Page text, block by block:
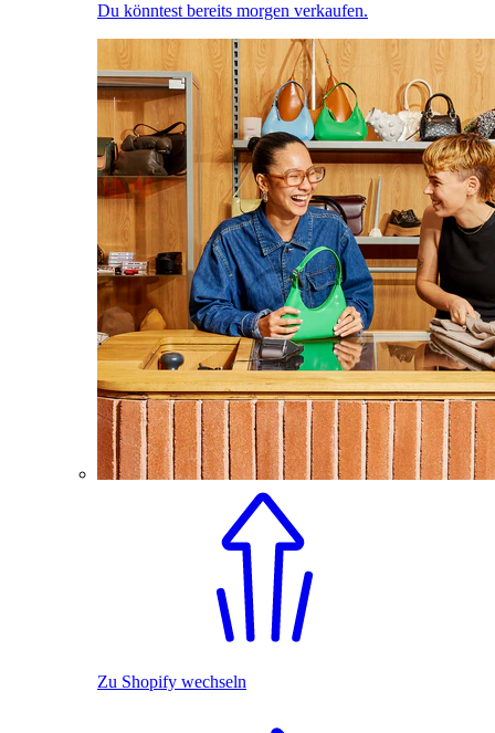
Du könntest bereits morgen verkaufen.
Zu Shopify wechseln